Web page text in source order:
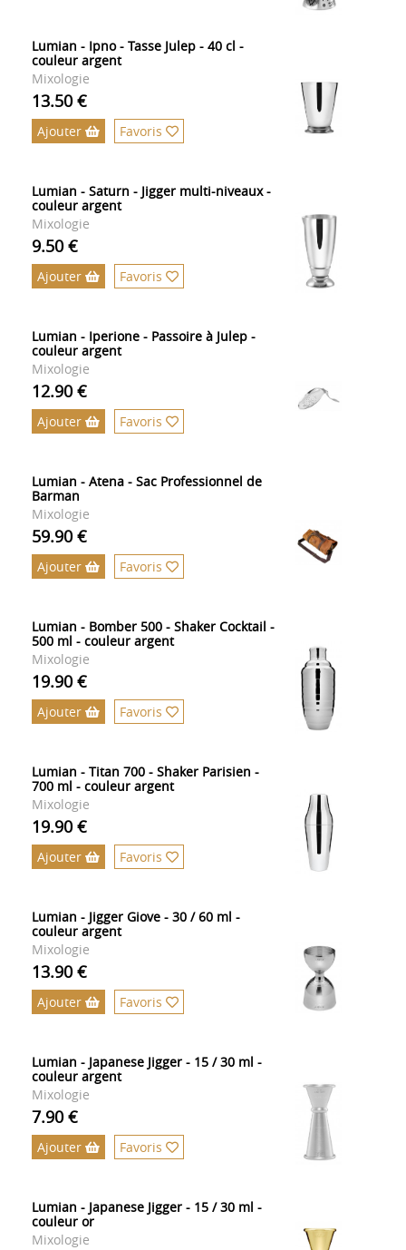
Lumian - Ipno - Tasse Julep - 40 cl -
couleur argent
Mixologie
13.50 €
Ajouter Favoris
Lumian - Saturn - Jigger multi-niveaux -
couleur argent
Mixologie
9.50 €
Ajouter Favoris
Lumian - Iperione - Passoire à Julep -
couleur argent
Mixologie
12.90 €
Ajouter Favoris
Lumian - Atena - Sac Professionnel de
Barman
Mixologie
59.90 €
Ajouter Favoris
Lumian - Bomber 500 - Shaker Cocktail -
500 ml - couleur argent
Mixologie
19.90 €
Ajouter Favoris
Lumian - Titan 700 - Shaker Parisien -
700 ml - couleur argent
Mixologie
19.90 €
Ajouter Favoris
Lumian - Jigger Giove - 30 / 60 ml -
couleur argent
Mixologie
13.90 €
Ajouter Favoris
Lumian - Japanese Jigger - 15 / 30 ml -
couleur argent
Mixologie
7.90 €
Ajouter Favoris
Lumian - Japanese Jigger - 15 / 30 ml -
couleur or
Mixologie